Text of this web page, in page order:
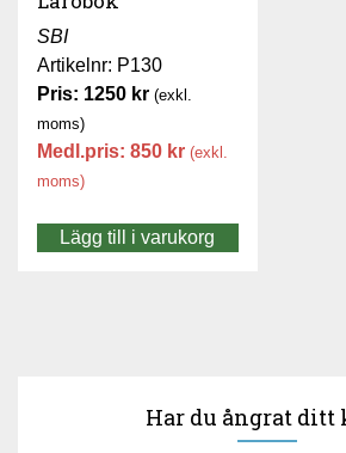
SBI
Artikelnr: P130
Pris: 1250 kr (exkl.
moms)
Medl.pris: 850 kr (exkl.
moms)
Lägg till i varukorg
Har du ångrat ditt